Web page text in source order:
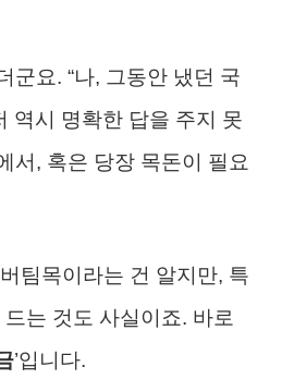
군요. “나, 그동안 냈던 국
역시 명확한 답을 주지 못
서, 혹은 당장 목돈이 필요
팀목이라는 건 알지만, 특
는 것도 사실이죠. 바로
’입니다.